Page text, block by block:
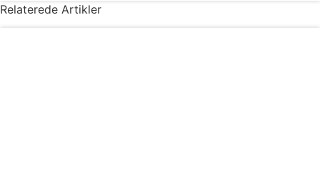
Relaterede Artikler